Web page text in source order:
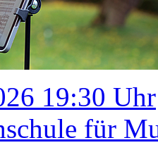
19:30 Uhr
für